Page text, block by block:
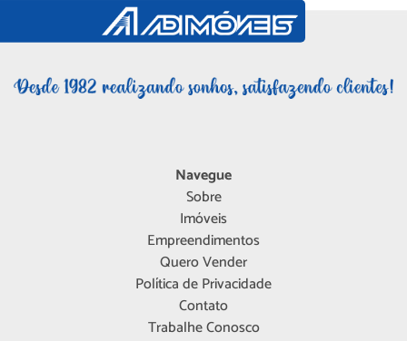
Navegue
Sobre
Imóveis
Empreendimentos
Quero Vender
Política de Privacidade
Contato
Trabalhe Conosco